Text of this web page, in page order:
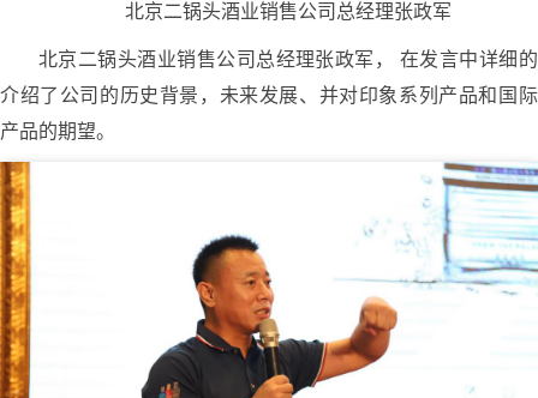
北京二锅头酒业销售公司总经理张政军
北京二锅头酒业销售公司总经理张政军， 在发言中详细的
介绍了公司的历史背景，未来发展、并对印象系列产品和国际
产品的期望。